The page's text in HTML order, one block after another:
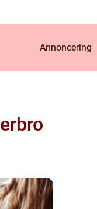
Annoncering